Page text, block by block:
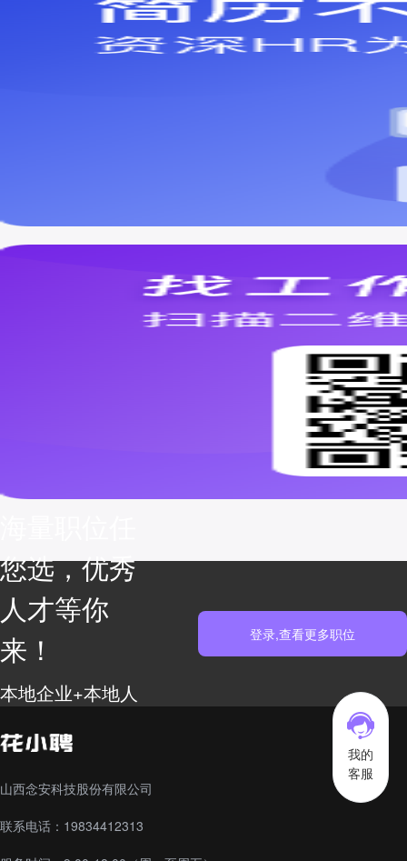
我的
客服
您选，优秀
人才等你
来！
本地企业+本地人
效赋能
登录,查看更多职位
山西念安科技股份有限公司
联系电话：19834412313